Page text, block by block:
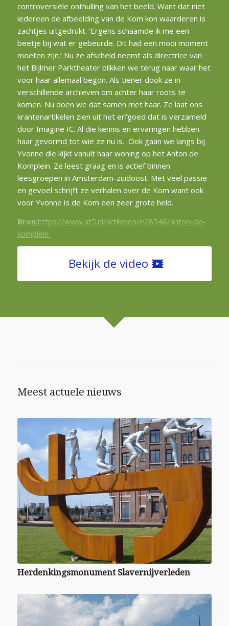
controversiële onthulling van het beeld. Want dat niet
iedereen de afbeelding van de Kom kon waarderen is
zachtjes uitgedrukt. ‘Ergens schaamde ik me een
beetje bij wat er gebeurde. Dit had een mooi moment
moeten zijn.’ Nu ze afscheid neemt als directrice van
het Bijlmer Parktheater blikken we terug naar waar het
voor haar allemaal begon. Als tiener dook ze in
verschillende archieven om achter haar roots te
komen. Nu doen we dat samen met haar. Ze laat ons
krantenartikelen zien uit het erfgoed dat is verzameld
door Imagine IC. Al die kennis en ervaringen hebben
haar gevormd tot wie ze nu is. Ook gaan we langs bij
Yvonne die kijkt vanuit haar woning op het Anton de
Komplein. Ze leest graag en is actief binnen
leesgroepen in Amsterdam-zuidoost. Met veel passie
en gevoel schrijft ze verhalen over de Kom want ook
voor Yvonne is de Kom een zeer grote held.
Bron:https://www.at5.nl/artikelen/e28546/anton-de-
komplein
Bekijk de video
Meest actuele nieuws
Herdenkingsmonument Slavernijverleden